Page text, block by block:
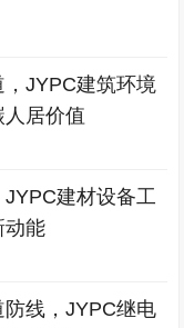
JYPC建筑环境
居价值
建材设备工
动能
线，JYPC继电